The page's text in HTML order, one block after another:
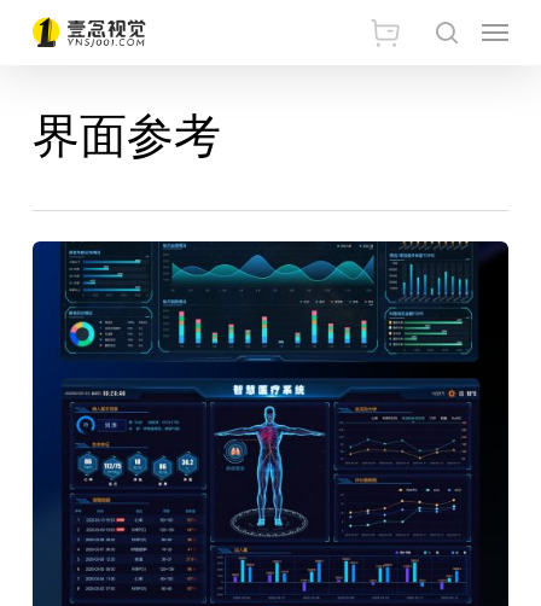
Skip
content
Menu
界面参考